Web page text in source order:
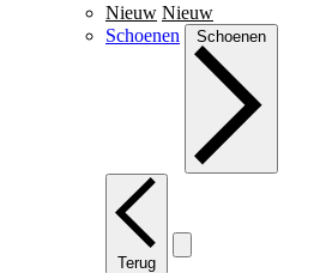
Nieuw Nieuw
Schoenen
Schoenen
Terug